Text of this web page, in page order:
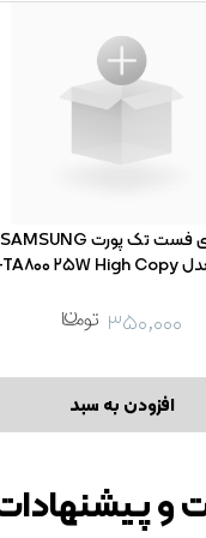
شارژر دیواری فست تک پورت SAMSUNG
۳۵۰,۰۰۰
افزودن به سبد
و